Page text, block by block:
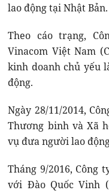
lao động tại Nhật Bản.
Theo cáo trạng,
Vinacom Việt Nam
kinh doanh chủ yếu
động.
Ngày 28/11/2014,
Thương binh và Xã
vụ đưa người lao
Tháng 9/2016, Công
với Đào Quốc Vinh